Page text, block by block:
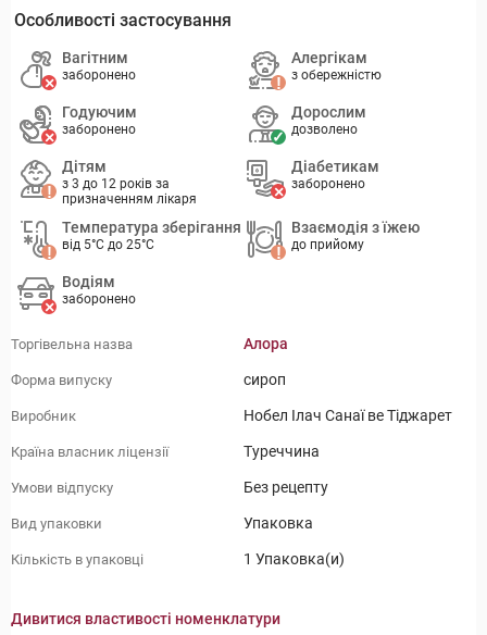
Особливості застосування
Вагітним
заборонено
Алергікам
з обережністю
Годуючим
заборонено
Дорослим
дозволено
Дітям
з 3 до 12 років за
призначенням лікаря
Діабетикам
заборонено
Температура зберігання
від 5°C до 25°C
Взаємодія з їжею
до прийому
Водіям
заборонено
Торгівельна назва Алора
Форма випуску сироп
Виробник Нобел Ілач Санаї ве Тіджарет
Країна власник ліцензії Туреччина
Умови відпуску Без рецепту
Вид упаковки Упаковка
Кількість в упаковці 1 Упаковка(и)
Дивитися властивості номенклатури